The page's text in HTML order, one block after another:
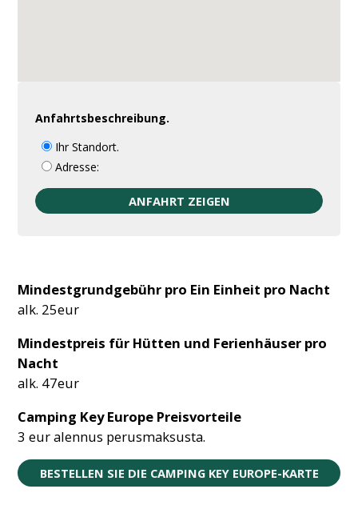
Mindestgrundgebühr pro Ein Einheit pro Nacht
alk. 25eur
Mindestpreis für Hütten und Ferienhäuser pro
Nacht
alk. 47eur
Camping Key Europe Preisvorteile
3 eur alennus perusmaksusta.
BESTELLEN SIE DIE CAMPING KEY EUROPE-KARTE
Anfahrtsbeschreibung.
Ihr Standort.
Adresse: